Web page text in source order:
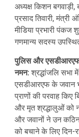
अध्यक्ष किशन
प्रसाद तिवारी, मंत्री
मीडिया प्रभारी पंकज
गणमान्य सदस्य
पुलिस और एसडीआरएफ
नमन: श्रद्धांजलि सभा
एसडीआरएफ के जवान
प्राणों की परवाह किए
और मृत श्रद्धालुओं को
और जवानों ने उन कठिन
को बचाने के लिए दिन-